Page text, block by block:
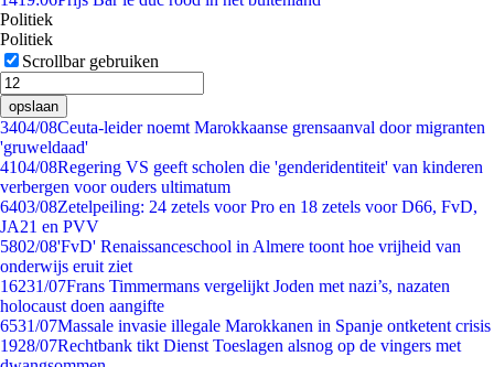
Politiek
Politiek
Scrollbar gebruiken
opslaan
3404/08Ceuta-leider noemt Marokkaanse grensaanval door migranten
'gruweldaad'
4104/08Regering VS geeft scholen die 'genderidentiteit' van kinderen
verbergen voor ouders ultimatum
6403/08Zetelpeiling: 24 zetels voor Pro en 18 zetels voor D66, FvD,
JA21 en PVV
5802/08'FvD' Renaissanceschool in Almere toont hoe vrijheid van
onderwijs eruit ziet
16231/07Frans Timmermans vergelijkt Joden met nazi’s, nazaten
holocaust doen aangifte
6531/07Massale invasie illegale Marokkanen in Spanje ontketent crisis
1928/07Rechtbank tikt Dienst Toeslagen alsnog op de vingers met